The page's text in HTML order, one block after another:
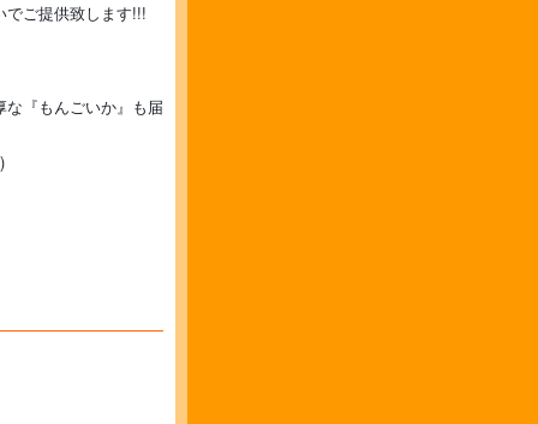
でご提供致します!!!
『もんごいか』も届